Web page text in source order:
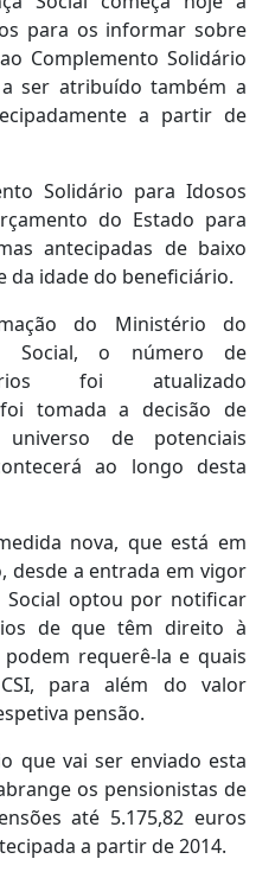
para os informar sobre
Complemento Solidário
ser atribuído também a
a partir de
Solidário para Idosos
do Estado para
antecipadas de baixo
da idade do beneficiário.
do Ministério do
Social, o número de
foi atualizado
tomada a decisão de
de potenciais
ao longo desta
nova, que está em
desde a entrada em vigor
Social optou por notificar
de que têm direito à
requerê-la e quais
para além do valor
pensão.
que vai ser enviado esta
os pensionistas de
até 5.175,82 euros
a partir de 2014.